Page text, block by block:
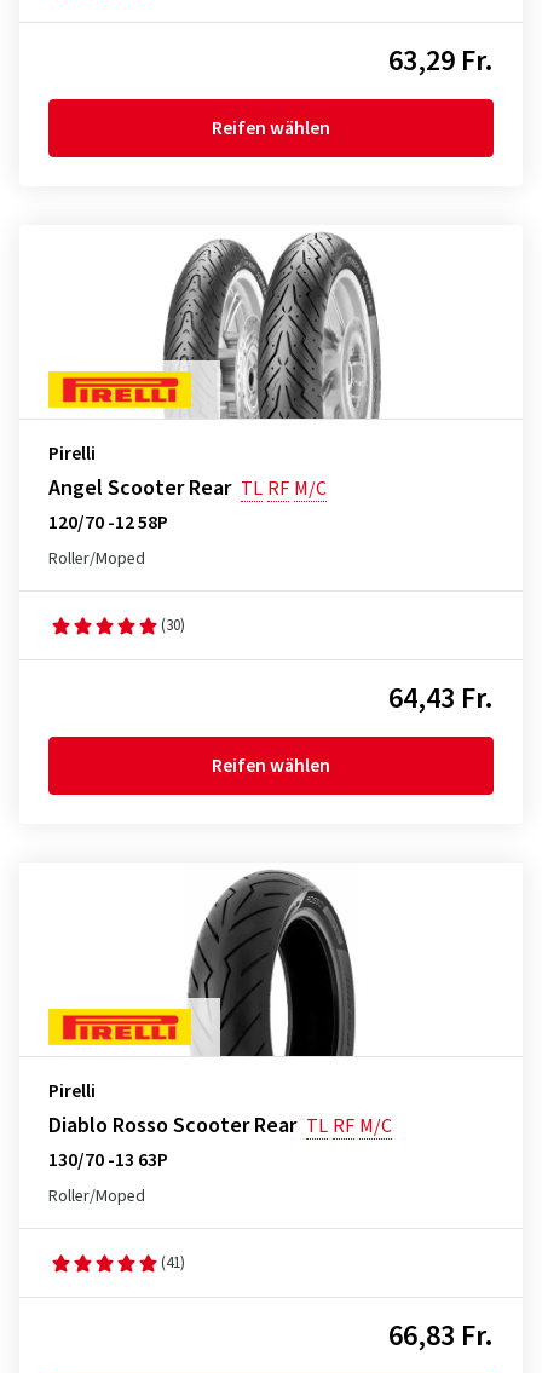
63,29 Fr.
Reifen wählen
Pirelli
Angel Scooter Rear TL RF M/C
120/70 -12 58P
Roller/Moped
(30)
64,43 Fr.
Reifen wählen
Pirelli
Diablo Rosso Scooter Rear TL RF M/C
130/70 -13 63P
Roller/Moped
(41)
66,83 Fr.